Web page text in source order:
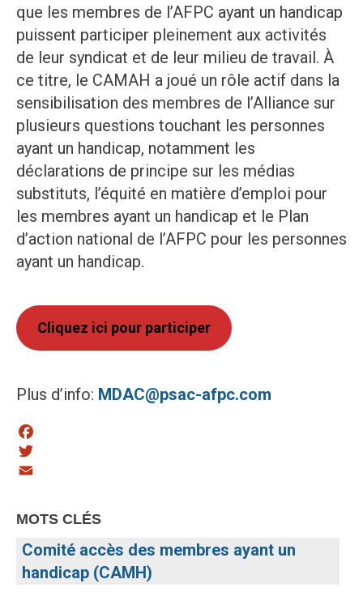
que les membres de l’AFPC ayant un handicap
puissent participer pleinement aux activités
de leur syndicat et de leur milieu de travail. À
ce titre, le CAMAH a joué un rôle actif dans la
sensibilisation des membres de l’Alliance sur
plusieurs questions touchant les personnes
ayant un handicap, notamment les
déclarations de principe sur les médias
substituts, l’équité en matière d’emploi pour
les membres ayant un handicap et le Plan
d’action national de l’AFPC pour les personnes
ayant un handicap.
Cliquez ici pour participer
Plus d’info: MDAC@psac-afpc.com
Facebook
Twitter
MOTS CLÉS
Comité accès des membres ayant un
handicap (CAMH)